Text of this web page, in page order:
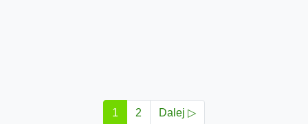
1 2 Dalej ▷